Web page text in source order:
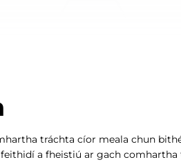
tráchta cíor meala chun
a fheistiú ar gach